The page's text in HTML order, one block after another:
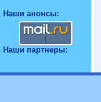
Наши анонсы:
Наши партнеры: